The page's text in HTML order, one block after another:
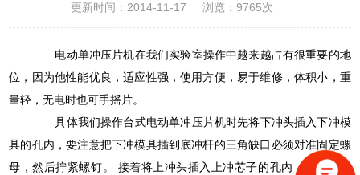
更新时间：2014-11-17 浏览：9765次
电动单冲压片机在我们实验室操作中越来越占有很重要的地
位，因为他性能优良，适应性强，使用方便，易于维修，体积小，重
量轻，无电时也可手摇片。
具体我们操作台式电动单冲压片机时先将下冲头插入下冲模
具的孔内，要注意把下冲模具插到底冲杆的三角缺口必须对准固定螺
母，然后拧紧螺钉。 接着将上冲头插入上冲芯子的孔内，也要插到